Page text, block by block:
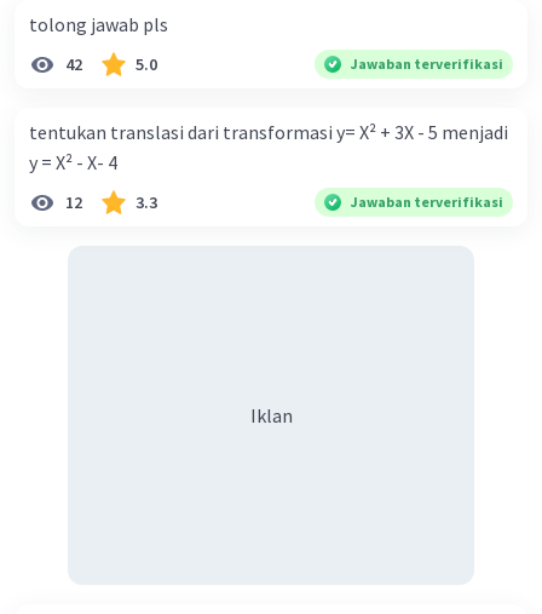
Beri Rating Balas
tolong jawab pls
42 5.0 Jawaban terverifikasi
tentukan translasi dari transformasi y= X² + 3X - 5 menjadi
y = X² - X- 4
12 3.3 Jawaban terverifikasi
Iklan